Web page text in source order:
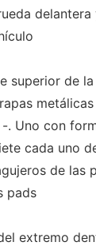
superior de
. Uno con
cada uno
de las
pads
extremo